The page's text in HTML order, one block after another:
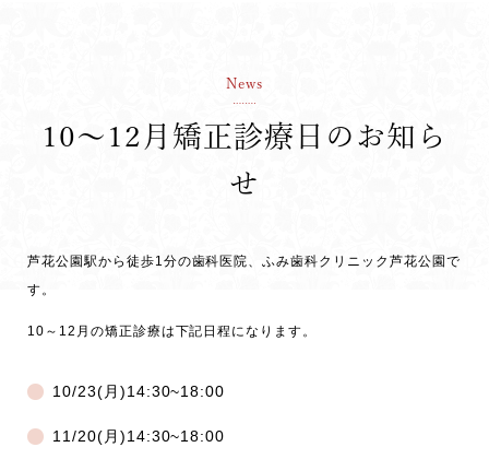
10～12月矯正診療日のお知ら
せ
芦花公園駅から徒歩1分の歯科医院、ふみ歯科クリニック芦花公園で
す。
10～12月の矯正診療は下記日程になります。
10/23(月)14:30~18:00
11/20(月)14:30~18:00